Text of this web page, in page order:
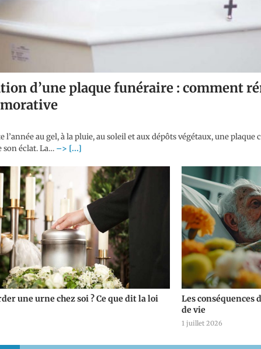
d’une plaque funéraire : comment
l’année au gel, à la pluie, au soleil et aux dépôts végétaux, une
son éclat. La… –> [...]
une urne chez soi ? Ce que dit la loi
Les conséquences
de vie
1 juillet 2026